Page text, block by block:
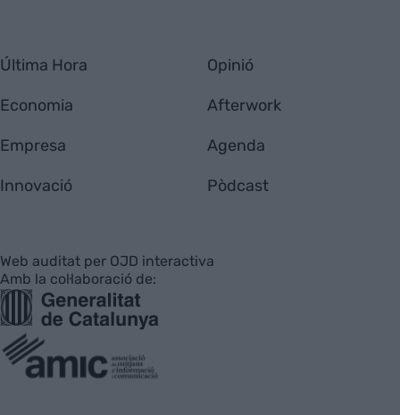
Última Hora
Economia
Empresa
Innovació
Opinió
Afterwork
Agenda
Pòdcast
Web auditat per OJD interactiva
Amb la col·laboració de: